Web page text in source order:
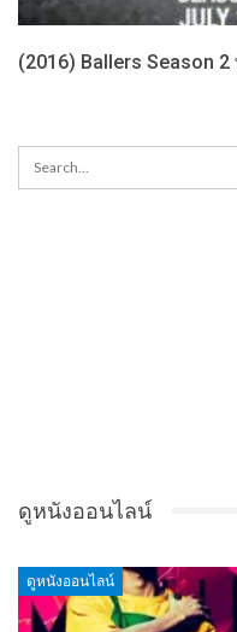
(2016) Ballers Season 2
ดูหนังออนไลน์
ดูหนังออนไลน์